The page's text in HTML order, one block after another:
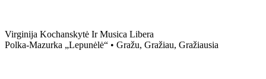
Virginija Kochanskytė Ir Musica Libera
Polka-Mazurka „lepunėlė“ • Gražu, Gražiau, Gražiausia